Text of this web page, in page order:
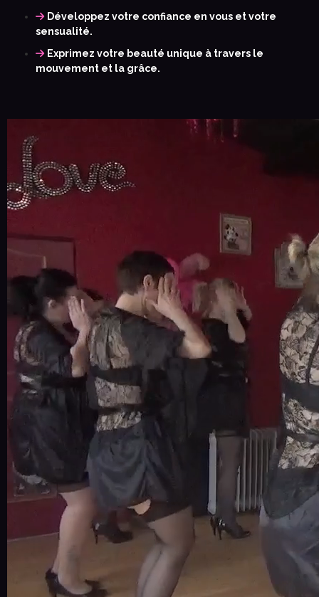
Développez votre confiance en vous et votre
sensualité.
Exprimez votre beauté unique à travers le
mouvement et la grâce.